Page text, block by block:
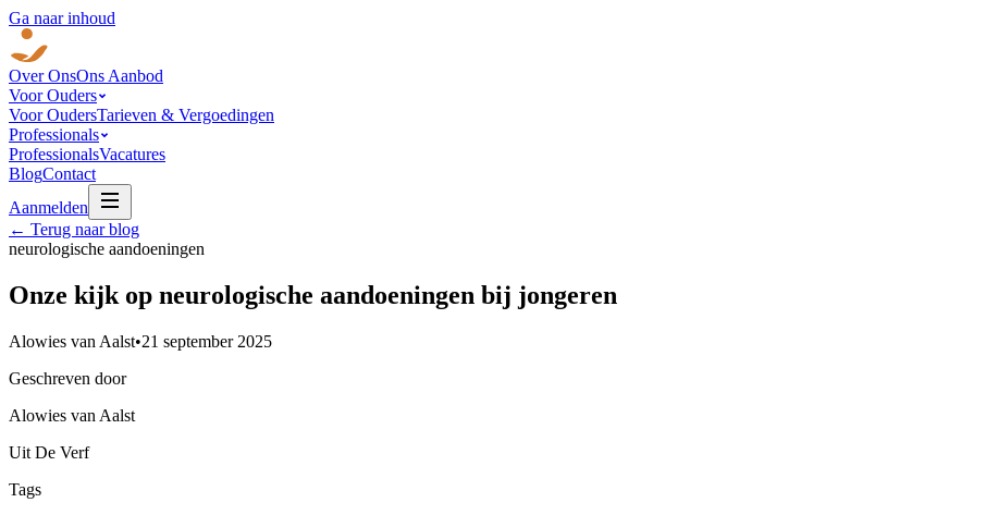
Ga naar inhoud
Over OnsOns Aanbod
Voor Ouders
Voor OudersTarieven & Vergoedingen
Professionals
ProfessionalsVacatures
BlogContact
Aanmelden
← Terug naar blog
neurologische aandoeningen
Onze kijk op neurologische aandoeningen bij jongeren
Alowies van Aalst•21 september 2025
Geschreven door
Alowies van Aalst
Uit De Verf
Tags